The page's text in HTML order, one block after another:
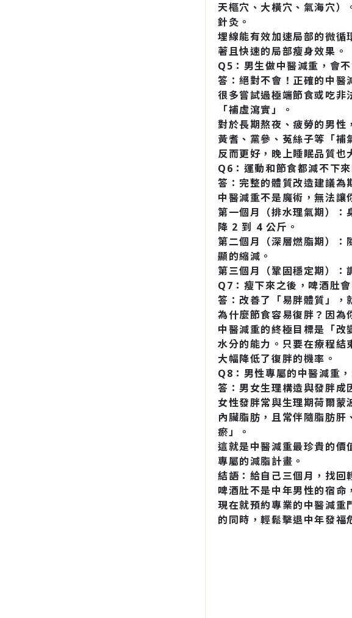
天樞穴、大橫穴、氣海穴
針灸。
埋線能有效加速局部的微循
著且快速的局部瘦身效果。
Q5：男生做中醫減重，會
答：絕對不會！正確的中醫
很多嘗試過極端節食或吃非
「補虛瀉實」。
對於長期熬夜、疲勞的男性
黃耆、黨參、菟絲子等「補
反而更好，晚上睡眠品質也
Q6：運動和節食都減不下
答：完整的體質改造建議為
中醫減重不是魔術，無法讓
第一個月（排水理氣期）：
降 2 到 4 公斤。
第二個月（深層燃脂期）：
顯的縮減。
第三個月（鞏固穩定期）：
Q7：瘦下來之後，啤酒肚
答：改善了「易胖體質」，
為什麼節食容易復胖？因為
中醫減重的終極目標是「
水分的能力。只要在療程結
大幅降低了復胖的機率。
Q8：男性專屬的中醫減重
答：男女生理構造與發胖成
女性發胖常與生理期荷爾蒙
內臟脂肪，且常伴隨脂肪
瘀」。
這就是中醫減重最珍貴的
專屬的減脂計畫。
結語：給自己三個月，找回
啤酒肚不是中年男性的宿命
現在就預約專業的中醫減重
的同時，輕鬆擊退中年發福